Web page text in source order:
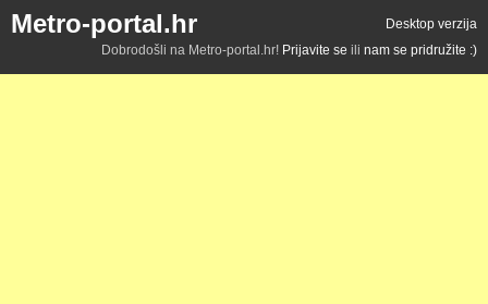
Metro-portal.hr
Desktop verzija
Dobrodošli na Metro-portal.hr! Prijavite se ili nam se pridružite :)